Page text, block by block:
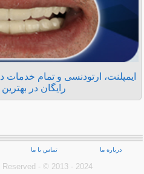
ایمپلنت، ارتودنسی و تمام
رایگان در
درباره ما تماس با ما
- © 2013 - 2024